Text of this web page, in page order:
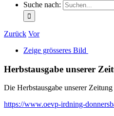
Suche nach:
Zurück Vor
Zeige grösseres Bild
Herbstausgabe unserer
Die Herbstausgabe unserer
https://www.oevp-irdning-